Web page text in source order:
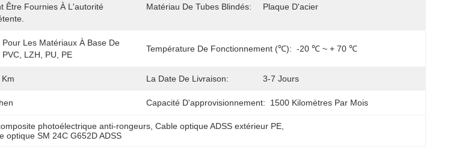
Être Fournies À L'autorité
Matériau De Tubes Blindés: Plaque D'acier
Pour Les Matériaux À Base De
PVC, LZH, PU, PE
Température De Fonctionnement (℃): -20 ℃ ~ + 70 ℃
Km La Date De Livraison: 3-7 Jours
Capacité D'approvisionnement: 1500 Kilomètres Par Mois
photoélectrique anti-rongeurs, Cable optique ADSS extérieur PE,
optique SM 24C G652D ADSS